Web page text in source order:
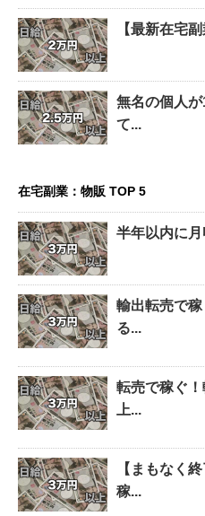
【最新在宅
無名の個人
て...
在宅副業：物販 TOP 5
半年以内に
輸出転売で
る...
転売で稼ぐ
上...
【まもなく
稼...